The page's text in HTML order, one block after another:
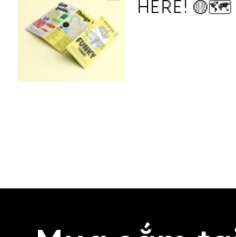
HERE! 🟡🗺